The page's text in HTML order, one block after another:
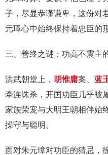
子，尽显恭谨谦卑，这份对
元璋心中始终保持着忠臣的
三、善终之谜：功高不震主
洪武朝堂上， 胡惟庸案、 蓝
牵连诛杀，开国功臣几乎被
家族荣宠与大明王朝相伴始
操守与聪明。
面对朱元璋对功臣的猜忌，